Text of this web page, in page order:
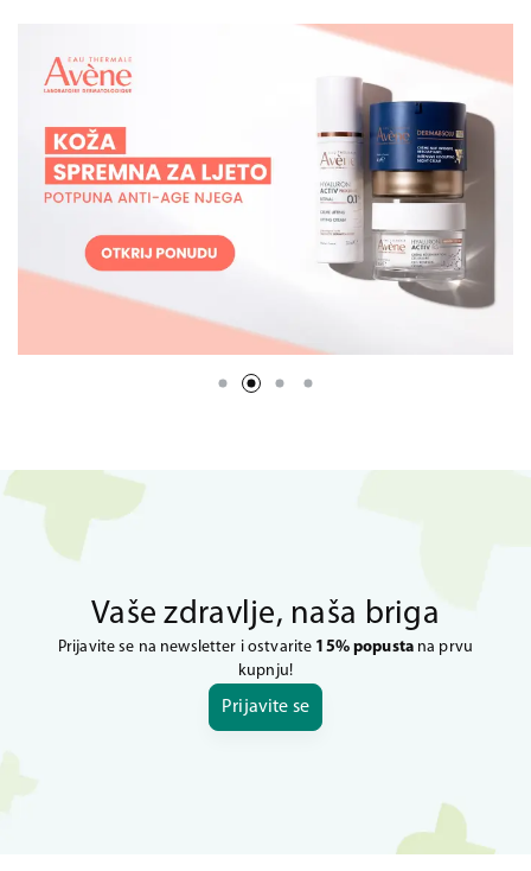
Vaše zdravlje, naša briga
Prijavite se na newsletter i ostvarite 15% popustana prvu
kupnju!
Prijavite se